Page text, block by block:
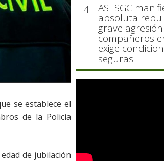
se establece el
de la Policía
de jubilación
4
ASESGC
absoluta
grave
compañeros
exige
seguras